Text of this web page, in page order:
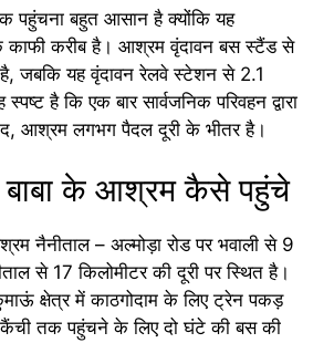
पहुंचना बहुत आसान है क्योंकि यह
काफी करीब है। आश्रम वृंदावन बस स्टैंड से
है, जबकि यह वृंदावन रेलवे स्टेशन से 2.1
है कि एक बार सार्वजनिक परिवहन द्वारा
आश्रम लगभग पैदल दूरी के भीतर है।
बाबा के आश्रम कैसे पहुंचे
नैनीताल – अल्मोड़ा रोड पर भवाली से 9
से 17 किलोमीटर की दूरी पर स्थित है।
क्षेत्र में काठगोदाम के लिए ट्रेन पकड़
तक पहुंचने के लिए दो घंटे की बस की